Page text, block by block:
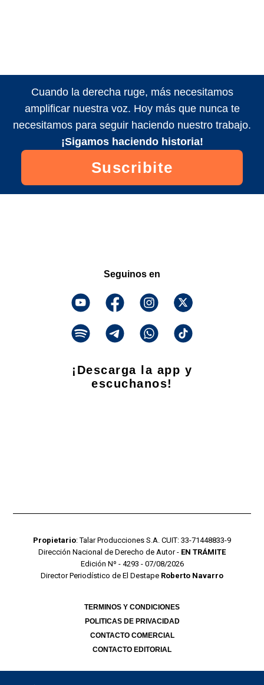
Cuando la derecha ruge, más necesitamos
amplificar nuestra voz. Hoy más que nunca te
necesitamos para seguir haciendo nuestro trabajo.
¡Sigamos haciendo historia!
Suscribite
Seguinos en
¡Descarga la app y
escuchanos!
Propietario: Talar Producciones S.A. CUIT: 33-71448833-9
Dirección Nacional de Derecho de Autor - EN TRÁMITE
Edición Nº - 4293 - 07/08/2026
Director Periodístico de El Destape Roberto Navarro
TERMINOS Y CONDICIONES
POLITICAS DE PRIVACIDAD
CONTACTO COMERCIAL
CONTACTO EDITORIAL